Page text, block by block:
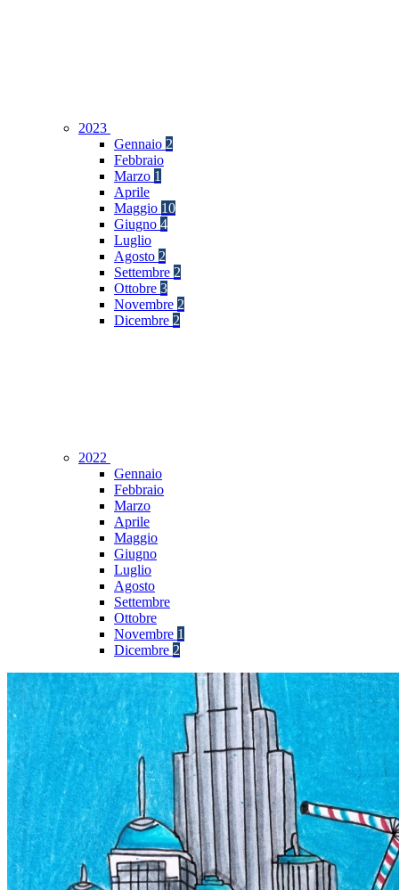
2023
Gennaio 2
Febbraio
Marzo 1
Aprile
Maggio 10
Giugno 4
Luglio
Agosto 2
Settembre 2
Ottobre 3
Novembre 2
Dicembre 2
2022
Gennaio
Febbraio
Marzo
Aprile
Maggio
Giugno
Luglio
Agosto
Settembre
Ottobre
Novembre 1
Dicembre 2